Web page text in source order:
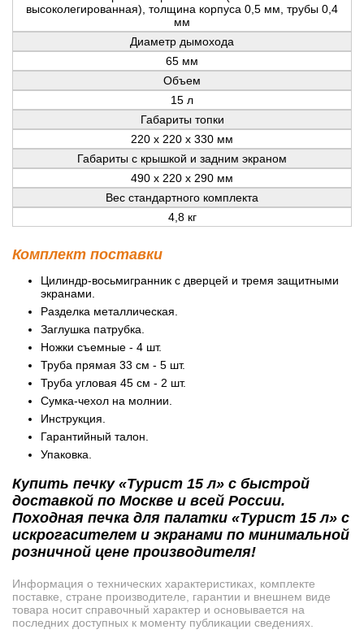
высоколегированная), толщина корпуса 0,5 мм, трубы 0,4
мм
Диаметр дымохода
65 мм
Объем
15 л
Габариты топки
220 х 220 х 330 мм
Габариты с крышкой и задним экраном
490 х 220 х 290 мм
Вес стандартного комплекта
4,8 кг
Комплект поставки
Цилиндр-восьмигранник с дверцей и тремя защитными
экранами.
Разделка металлическая.
Заглушка патрубка.
Ножки съемные - 4 шт.
Труба прямая 33 см - 5 шт.
Труба угловая 45 см - 2 шт.
Сумка-чехол на молнии.
Инструкция.
Гарантийный талон.
Упаковка.
Купить печку «Турист 15 л» с быстрой
доставкой по Москве и всей России.
Походная печка для палатки «Турист 15 л» с
искрогасителем и экранами по минимальной
розничной цене производителя!
Информация о технических характеристиках, комплекте
поставке, стране производителе, гарантии и внешнем виде
товара носит справочный характер и основывается на
последних доступных к моменту публикации сведениях.